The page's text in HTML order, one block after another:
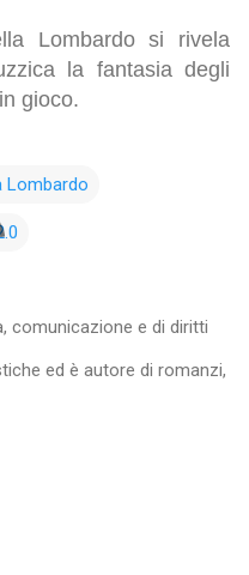
Lombardo si rivela
la fantasia degli
gioco.
Lombardo
comunicazione e di diritti
ed è autore di romanzi,